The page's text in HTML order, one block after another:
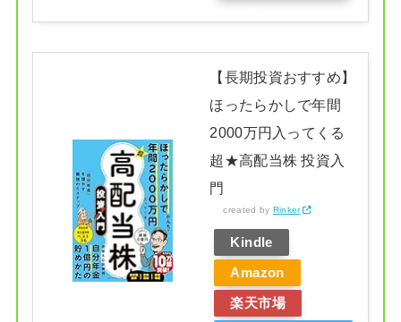
【長期投資おすすめ】
ほったらかしで年間
2000万円入ってくる
超★高配当株 投資入
門
created by Rinker
Kindle
Amazon
楽天市場